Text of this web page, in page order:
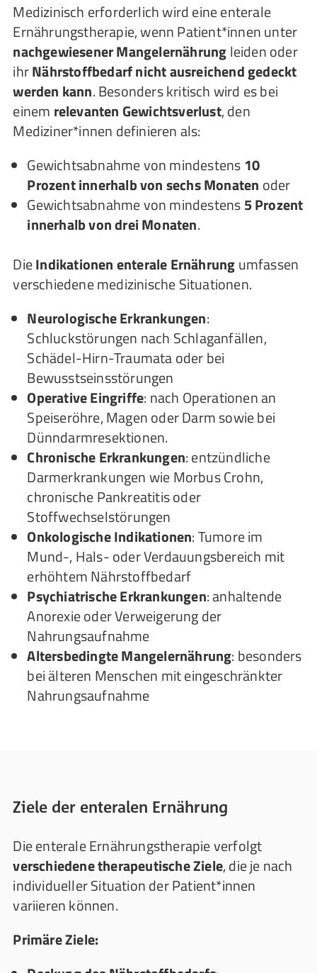
Medizinisch erforderlich wird eine enterale
Ernährungstherapie, wenn Patient*innen unter
nachgewiesener Mangelernährungleiden oder
ihrNährstoffbedarf nicht ausreichend gedeckt
werden kann. Besonders kritisch wird es bei
einem relevanten Gewichtsverlust, den
Mediziner*innen definieren als:
Gewichtsabnahme von mindestens10
Prozent innerhalb von sechs Monaten oder
Gewichtsabnahme von mindestens5 Prozent
innerhalb von drei Monaten.
DieIndikationen enterale Ernährungumfassen
verschiedene medizinische Situationen.
Neurologische Erkrankungen:
Schluckstörungen nach Schlaganfällen,
Schädel-Hirn-Traumata oder bei
Bewusstseinsstörungen
Operative Eingriffe: nach Operationen an
Speiseröhre, Magen oder Darm sowie bei
Dünndarmresektionen.
Chronische Erkrankungen: entzündliche
Darmerkrankungen wie Morbus Crohn,
chronische Pankreatitis oder
Stoffwechselstörungen
Onkologische Indikationen: Tumore im
Mund-, Hals- oder Verdauungsbereich mit
erhöhtem Nährstoffbedarf
Psychiatrische Erkrankungen: anhaltende
Anorexie oder Verweigerung der
Nahrungsaufnahme
Altersbedingte Mangelernährung: besonders
bei älteren Menschen mit eingeschränkter
Nahrungsaufnahme
Ziele der enteralen Ernährung
Die enterale Ernährungstherapie verfolgt
verschiedene therapeutische Ziele, die je nach
individueller Situation der Patient*innen
variieren können.
Primäre Ziele: